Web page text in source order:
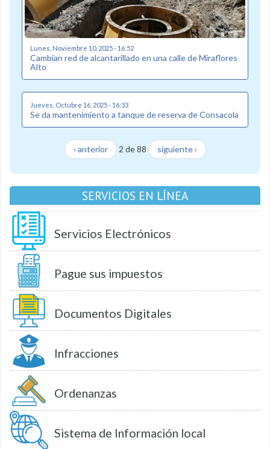
Lunes, Noviembre 10, 2025 - 16:52
Cambian red de alcantarillado en una calle de Miraflores
Alto
Jueves, Octubre 16, 2025 - 16:33
Se da mantenimiento a tanque de reserva de Consacola
‹ anterior 2 de 88 siguiente ›
SERVICIOS EN LÍNEA
Servicios Electrónicos
Pague sus impuestos
Documentos Digitales
Infracciones
Ordenanzas
Sistema de Información local